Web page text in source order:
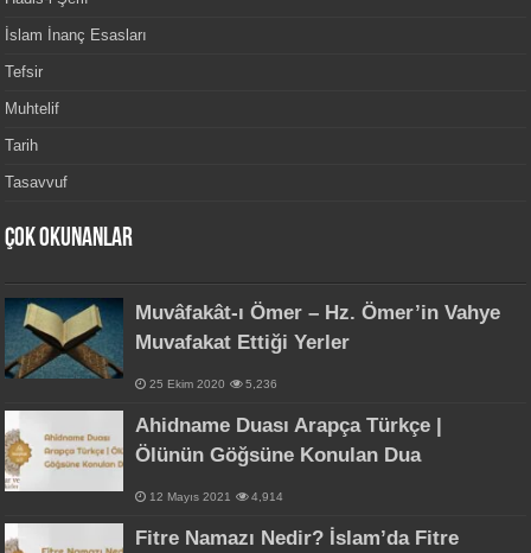
İslam İnanç Esasları
Tefsir
Muhtelif
Tarih
Tasavvuf
Çok Okunanlar
Muvâfakât-ı Ömer – Hz. Ömer’in Vahye
Muvafakat Ettiği Yerler
25 Ekim 2020 5,236
Ahidname Duası Arapça Türkçe |
Ölünün Göğsüne Konulan Dua
12 Mayıs 2021 4,914
Fitre Namazı Nedir? İslam’da Fitre